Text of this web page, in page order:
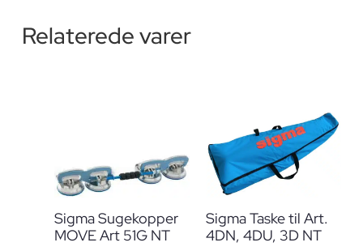
Relaterede varer
Sigma Sugekopper
MOVE Art 51G NT
Sigma Taske til Art.
4DN, 4DU, 3D NT